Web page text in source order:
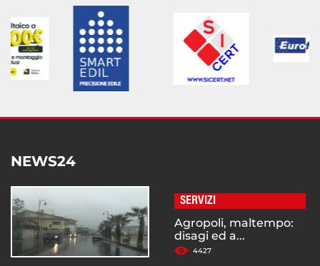
NEWS24
SERVIZI
Agropoli, maltempo:
disagi ed a...
4427